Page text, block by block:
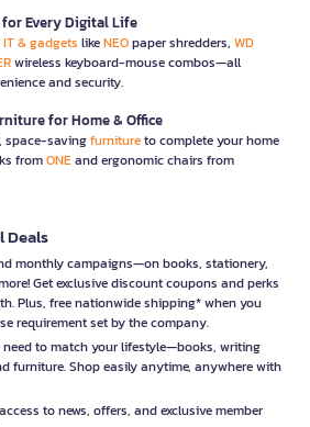
for Every Digital Life
IT & gadgets likeNEOpaper shredders, WD
wireless keyboard-mouse combos—all
and security.
for Home & Office
space-savingfurnitureto complete your home
fromONEand ergonomic chairs from
Deals
monthly campaigns—on books, stationery,
Get exclusive discount coupons and perks
Plus, free nationwide shipping* when you
requirement set by the company.
need to match your lifestyle—books, writing
furniture. Shop easily anytime, anywhere with
to news, offers, and exclusive member